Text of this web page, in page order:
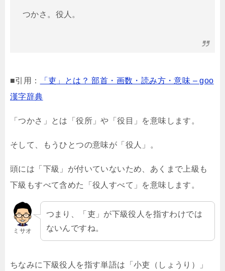
つかさ。役人。
■引用：
「吏」とは？ 部首・画数・読み方・意味 – goo
漢字辞典
「つかさ」とは「役所」や「役目」を意味します。
そして、もうひとつの意味が「役人」。
頭には「下級」が付いていないため、あくまで上級も
下級もすべて含めた「役人すべて」を意味します。
ミサオ
つまり、「吏」が下級役人を指すわけでは
ないんですね。
ちなみに下級役人を指す単語は「小吏（しょうり）」